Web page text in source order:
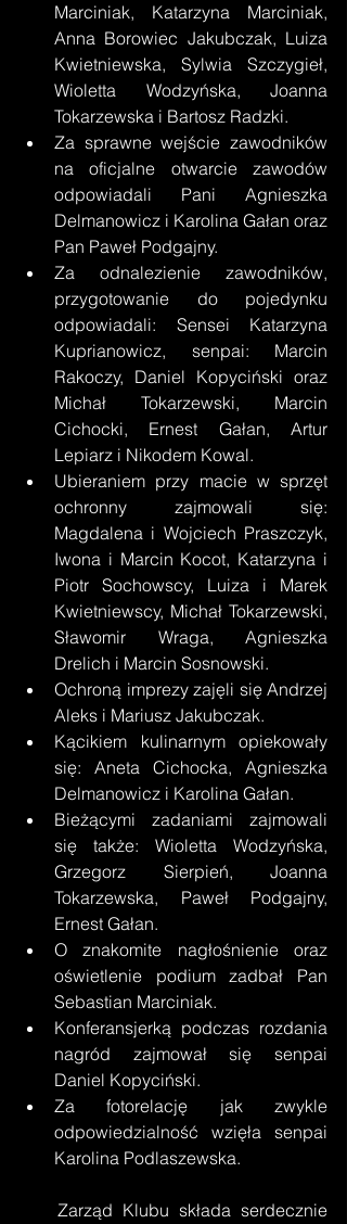
Marciniak, Katarzyna Marciniak,
Anna Borowiec Jakubczak, Luiza
Kwietniewska, Sylwia Szczygieł,
Wioletta Wodzyńska, Joanna
Tokarzewska i Bartosz Radzki.
Za sprawne wejście zawodników
na oficjalne otwarcie zawodów
odpowiadali Pani Agnieszka
Delmanowicz i Karolina Gałan oraz
Pan Paweł Podgajny.
Za odnalezienie zawodników,
przygotowanie do pojedynku
odpowiadali: Sensei Katarzyna
Kuprianowicz, senpai: Marcin
Rakoczy, Daniel Kopyciński oraz
Michał Tokarzewski, Marcin
Cichocki, Ernest Gałan, Artur
Lepiarz i Nikodem Kowal.
Ubieraniem przy macie w sprzęt
ochronny zajmowali się:
Magdalena i Wojciech Praszczyk,
Iwona i Marcin Kocot, Katarzyna i
Piotr Sochowscy, Luiza i Marek
Kwietniewscy, Michał Tokarzewski,
Sławomir Wraga, Agnieszka
Drelich i Marcin Sosnowski.
Ochroną imprezy zajęli się Andrzej
Aleks i Mariusz Jakubczak.
Kącikiem kulinarnym opiekowały
się: Aneta Cichocka, Agnieszka
Delmanowicz i Karolina Gałan.
Bieżącymi zadaniami zajmowali
się także: Wioletta Wodzyńska,
Grzegorz Sierpień, Joanna
Tokarzewska, Paweł Podgajny,
Ernest Gałan.
O znakomite nagłośnienie oraz
oświetlenie podium zadbał Pan
Sebastian Marciniak.
Konferansjerką podczas rozdania
nagród zajmował się senpai
Daniel Kopyciński.
Za fotorelację jak zwykle
odpowiedzialność wzięła senpai
Karolina Podlaszewska.
    Zarząd Klubu składa serdecznie